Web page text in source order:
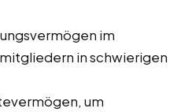
im
in schwierigen
um